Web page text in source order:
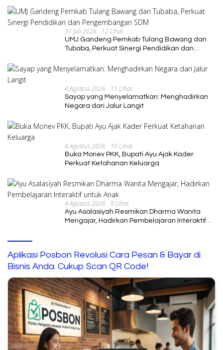
31 Juli 2026 12 Lihat
UMJ Gandeng Pemkab Tulang Bawang dan
Tubaba, Perkuat Sinergi Pendidikan dan
4 Agustus 2026 11 Lihat
Sayap yang Menyelamatkan: Menghadirkan
Negara dari Jalur Langit
4 Agustus 2026 10 Lihat
Buka Monev PKK, Bupati Ayu Ajak Kader
Perkuat Ketahanan Keluarga
4 Agustus 2026 9 Lihat
Ayu Asalasiyah Resmikan Dharma Wanita
Mengajar, Hadirkan Pembelajaran Interaktif
Aplikasi Posbon Revolusi Cara Pesan & Bayar di
Bisnis Anda. Cukup Scan QR Code!